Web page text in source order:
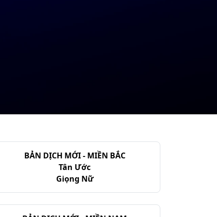
BẢN DỊCH MỚI - MIỀN BẮC
Tân Ước
Giọng Nữ